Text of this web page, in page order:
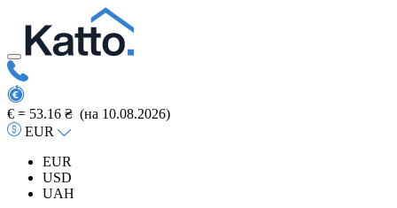
€ = 53.16 ₴ (на 10.08.2026)
EUR
EUR
USD
UAH